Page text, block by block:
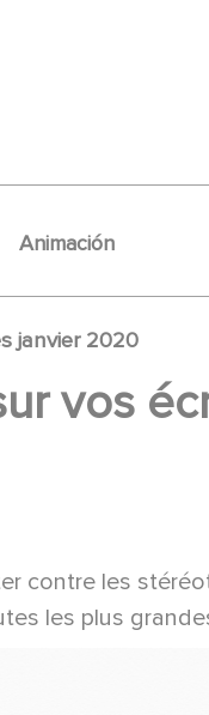
Animación
janvier 2020
vos
contre les
les plus